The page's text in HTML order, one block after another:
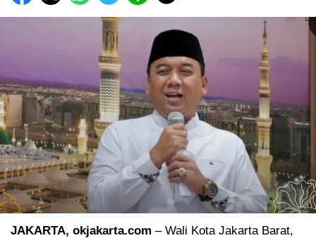
JAKARTA, okjakarta.com – Wali Kota Jakarta Barat,